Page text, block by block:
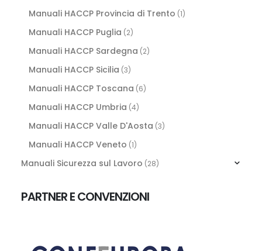
Manuali HACCP Provincia di Trento (1)
Manuali HACCP Puglia (2)
Manuali HACCP Sardegna (2)
Manuali HACCP Sicilia (3)
Manuali HACCP Toscana (6)
Manuali HACCP Umbria (4)
Manuali HACCP Valle D'Aosta (3)
Manuali HACCP Veneto (1)
Manuali Sicurezza sul Lavoro (28)
PARTNER E CONVENZIONI